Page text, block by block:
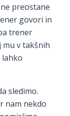
preostane
govori in
trener
v takšnih
sledimo.
nam nekdo